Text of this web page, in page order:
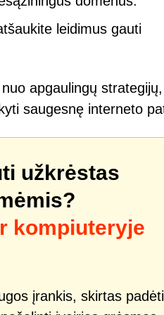
leidimus gauti
apgaulingų strategijų,
saugesnę interneto
užkrėstas
kompiuteryje
įrankis, skirtas padėti